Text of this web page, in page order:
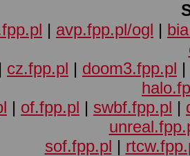
| avp.fpp.pl/ogl |
| cz.fpp.pl | doom3.fpp.pl |
| of.fpp.pl | swbf.fpp.pl |
sof.fpp.pl |